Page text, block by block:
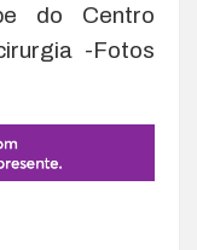
do Centro
-Fotos